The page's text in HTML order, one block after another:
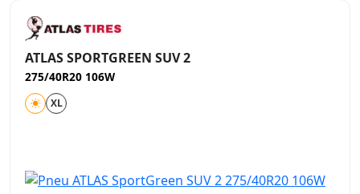
ATLAS SPORTGREEN SUV 2
275/40R20 106W
XL